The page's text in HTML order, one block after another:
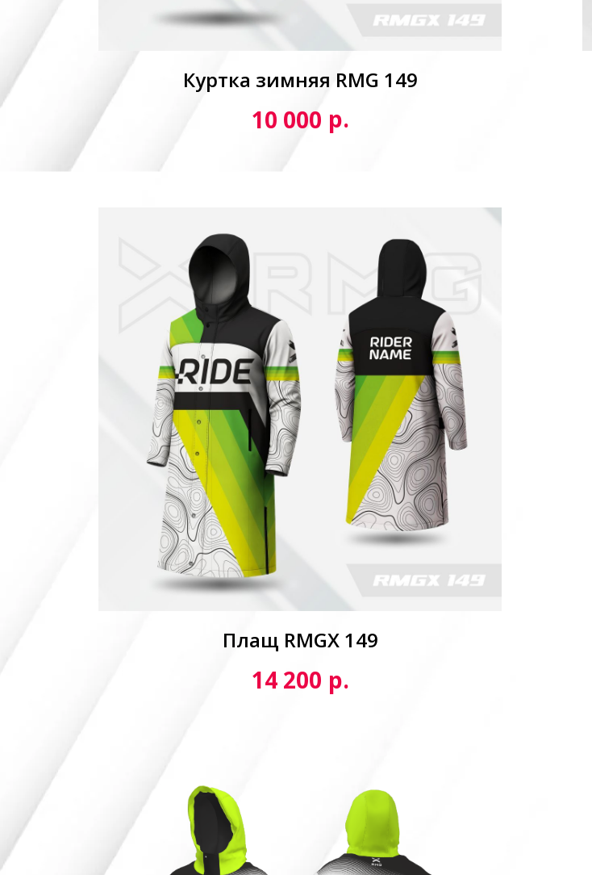
Куртка зимняя RMG 149
10 000 р.
Плащ RMGX 149
14 200 р.